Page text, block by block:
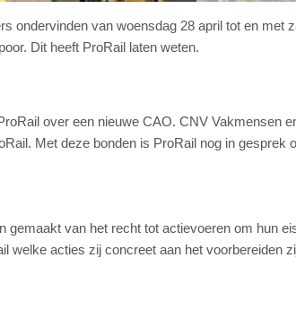
ondervinden van woensdag 28 april tot en met
Dit heeft ProRail laten weten.
over een nieuwe CAO. CNV Vakmensen
Met deze bonden is ProRail nog in gesprek
gemaakt van het recht tot actievoeren om hun
welke acties zij concreet aan het voorbereiden